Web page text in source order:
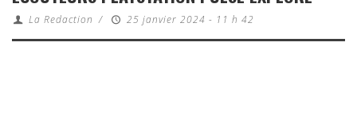
La Redaction / 25 janvier 2024 - 11 h 42